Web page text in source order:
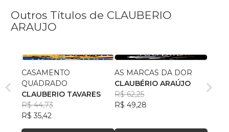
Outros Títulos de CLAUBERIO
ARAUJO
CASAMENTO
QUADRADO
CLAUBERIO TAVARES
R$ 44,73
R$ 35,42
AS MARCAS DA DOR
CLAUBÉRIO ARAÚJO
R$ 62,25
R$ 49,28